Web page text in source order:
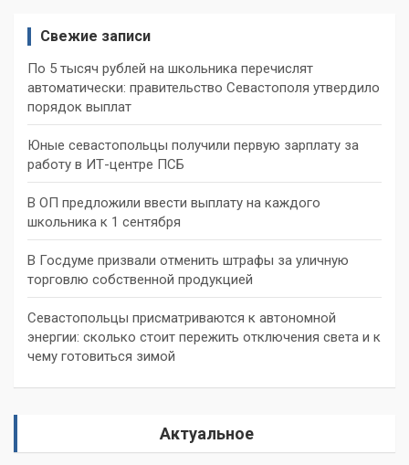
Свежие записи
По 5 тысяч рублей на школьника перечислят
автоматически: правительство Севастополя утвердило
порядок выплат
Юные севастопольцы получили первую зарплату за
работу в ИТ-центре ПСБ
В ОП предложили ввести выплату на каждого
школьника к 1 сентября
В Госдуме призвали отменить штрафы за уличную
торговлю собственной продукцией
Севастопольцы присматриваются к автономной
энергии: сколько стоит пережить отключения света и к
чему готовиться зимой
Актуальное